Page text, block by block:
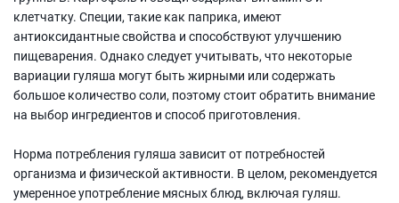
клетчатку. Специи, такие как паприка, имеют
антиоксидантные свойства и способствуют улучшению
пищеварения. Однако следует учитывать, что некоторые
вариации гуляша могут быть жирными или содержать
большое количество соли, поэтому стоит обратить внимание
на выбор ингредиентов и способ приготовления.
Норма потребления гуляша зависит от потребностей
организма и физической активности. В целом, рекомендуется
умеренное употребление мясных блюд, включая гуляш.